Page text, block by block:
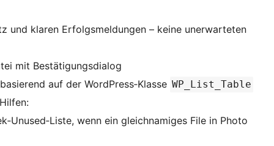
und klaren Erfolgsmeldungen – keine unerwarteten
mit Bestätigungsdialog
auf der WordPress‑Klasse WP_List_Table
wenn ein gleichnamiges File in Photo